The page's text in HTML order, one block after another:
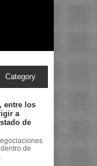
Category
entre los
a
de
de